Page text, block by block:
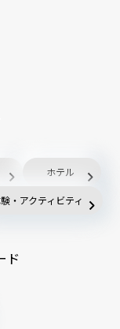
ホテル
・アクティビティ
ド